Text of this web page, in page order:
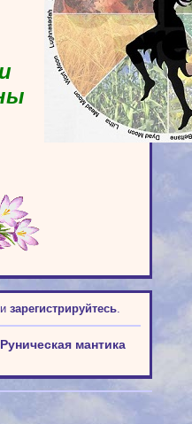
зарегистрируйтесь.
Руническая мантика